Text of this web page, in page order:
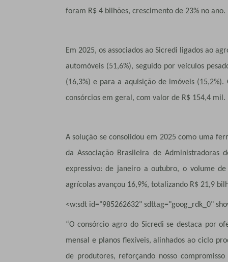
foram R$ 4 bilhões, crescimento de 23% no ano.
Em 2025, os associados ao Sicredi ligados ao
automóveis (51,6%), seguido por veículos
(16,3%) e para a aquisição de imóveis
consórcios em geral, com valor de R$ 154,4 mil.
A solução se consolidou em 2025 como uma
da Associação Brasileira de Administradoras
expressivo: de janeiro a outubro, o volume
agrícolas avançou 16,9%, totalizando R$ 21,9
<w:sdt id="985262632" sdttag="goog_rdk_0"
“O consórcio agro do Sicredi se destaca por
mensal e planos flexíveis, alinhados ao ciclo
de produtores, reforçando nosso